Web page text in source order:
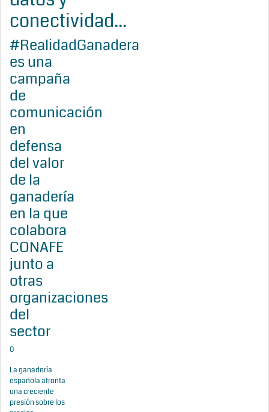
conectividad...
#RealidadGanadera
es una
campaña
de
comunicación
en
defensa
del valor
de la
ganadería
en la que
colabora
CONAFE
junto a
otras
organizaciones
del
sector
0
La ganadería
española afronta
una creciente
presión sobre los